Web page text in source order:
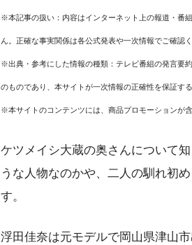
※本記事の扱い：内容はインターネット上の報道・番
ん。正確な事実関係は各公式発表や一次情報でご確認く
※出典・参考にした情報の種類：テレビ番組の発言要
のものであり、本サイトが一次情報の正確性を保証す
※本サイトのコンテンツには、商品プロモーションが含
ケツメイシ大蔵の奥さんについて
うな人物なのかや、二人の馴れ初
す。
浮田佳奈は元モデルで岡山県津山